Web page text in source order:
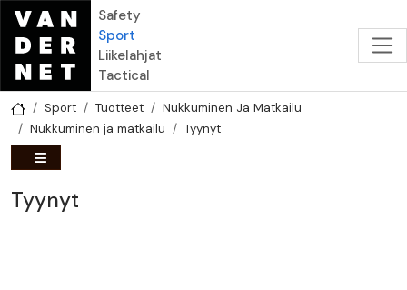
Hyppää pääsisältöön
Safety
Sport
Liikelahjat
Tactical
Sport Tuotteet
Nukkuminen Ja Matkailu
Nukkuminen ja matkailu
Tyynyt
Tyynyt